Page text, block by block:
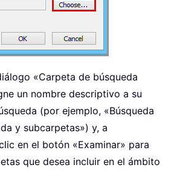
«Carpeta de búsqueda
un nombre descriptivo a su
(por ejemplo, «Búsqueda
y subcarpetas») y, a
en el botón «Examinar» para
que desea incluir en el ámbito